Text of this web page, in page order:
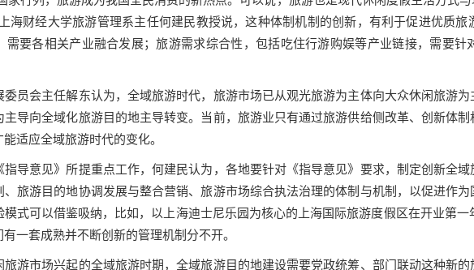
海财经大学旅游管理系主任何建民教授说，这种体制机制的创新，有利于促进优质
需要各相关产业融合发展；旅游需求综合性，包括吃住行游购娱等产业链接，需要
委员会主任解东认为，全域旅游时代，旅游市场已从观光旅游为主体向大众休闲旅游
导向全域化旅游目的地主导转变。当前，旅游业只有通过旅游供给侧改革、创新体
适应全域旅游时代的变化。
指导意见》所提重点工作，何建民认为，各地要针对《指导意见》要求，制定创新全
旅游目的地协调发展与整合营销、旅游市场综合执法治理的体制与机制，以促进作
式可以借鉴吸纳，比如，以上海迪士尼乐园为核心的上海国际旅游度假区在开业第一
一套成熟并不断创新的管理机制分不开。
游市场兴起的全域旅游时期，全域旅游目的地建设需要党政统筹、部门联动这种新